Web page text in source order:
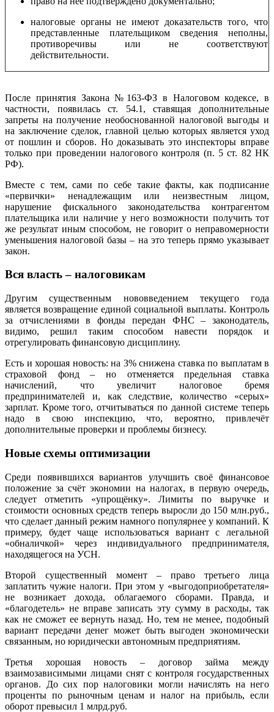
налоговые органы не имеют доказательств того, что
представленные плательщиком сведения неполны,
противоречивы или не соответствуют
действительности.
После принятия Закона №163-ФЗ в Налоговом кодексе, в
частности, появилась ст. 54.1, ставящая дополнительные
запреты на получение необоснованной налоговой выгоды и
на заключение сделок, главной целью которых является уход
от пошлин и сборов. Но доказывать это инспекторы вправе
только при проведении налогового контроля (п. 5 ст. 82 НК
РФ).
Вместе с тем, сами по себе такие факты, как подписание
«первички» ненадлежащим или неизвестным лицом,
нарушение фискального законодательства контрагентом
плательщика или наличие у него возможности получить тот
же результат иным способом, не говорит о неправомерности
уменьшения налоговой базы – на это теперь прямо указывает
закон.
Вся власть – налоговикам
Другим существенным нововведением текущего года
является возвращение единой социальной выплаты. Контроль
за отчислениями в фонды передан ФНС – законодатель,
видимо, решил таким способом навести порядок и
отрегулировать финансовую дисциплину.
Есть и хорошая новость: на 3% снижена ставка по выплатам в
страховой фонд – но отменяется предельная ставка
начислений, что увеличит налоговое бремя
предпринимателей и, как следствие, количество «серых»
зарплат. Кроме того, отчитываться по данной системе теперь
надо в свою инспекцию, что, вероятно, привлечёт
дополнительные проверки и проблемы бизнесу.
Новые схемы оптимизации
Среди появившихся вариантов улучшить своё финансовое
положение за счёт экономии на налогах, в первую очередь,
следует отметить «упрощёнку». Лимиты по выручке и
стоимости основных средств теперь выросли до 150 млн.руб.,
что сделает данный режим намного популярнее у компаний. К
примеру, будет чаще использоваться вариант с легальной
«обналичкой» через индивидуального предпринимателя,
находящегося на УСН.
Второй существенный момент – право третьего лица
заплатить чужие налоги. При этом у «выгодоприобретателя»
не возникает дохода, облагаемого сборами. Правда, и
«благодетель» не вправе записать эту сумму в расходы, так
как не сможет ее вернуть назад. Но, тем не менее, подобный
вариант передачи денег может быть выгоден экономически
связанным, но юридически автономным предприятиям.
Третья хорошая новость – договор займа между
взаимозависимыми лицами снят с контроля государственных
органов. До сих пор налоговики могли начислять на него
проценты по рыночным ценам и налог на прибыль, если
оборот превысил 1 млрд.руб.